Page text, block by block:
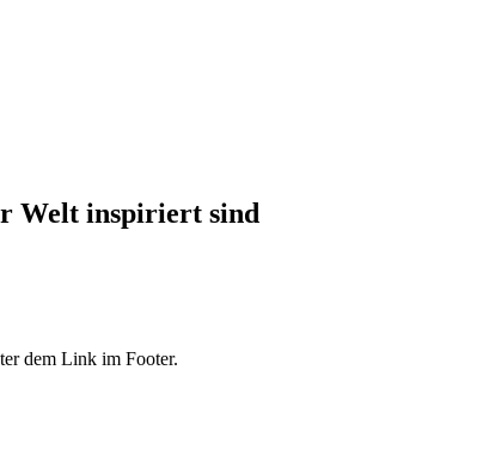
Welt inspiriert sind
dem Link im Footer.